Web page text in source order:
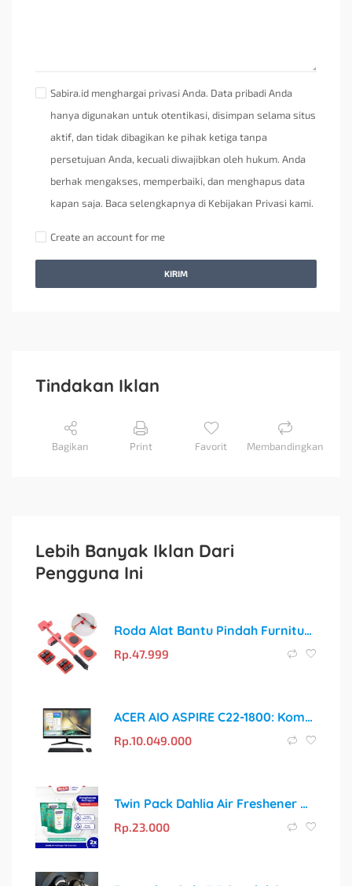
Sabira.id menghargai privasi Anda. Data pribadi Anda
hanya digunakan untuk otentikasi, disimpan selama situs
aktif, dan tidak dibagikan ke pihak ketiga tanpa
persetujuan Anda, kecuali diwajibkan oleh hukum. Anda
berhak mengakses, memperbaiki, dan menghapus data
kapan saja. Baca selengkapnya di Kebijakan Privasi kami.
Create an account for me
KIRIM
Tindakan Iklan
Bagikan Print Favorit Membandingkan
Lebih Banyak Iklan Dari
Pengguna Ini
Roda Alat Bantu Pindah Furnitur – Pindahkan Barang Berat dengan Sangat Mudah!
Rp.47.999
ACER AIO ASPIRE C22-1800: Komputer All-in-One dengan Performa Intel Core i5
Rp.10.049.000
Twin Pack Dahlia Air Freshener Heritage Series Teh Keraton Isi 1 75gr Pengharum Ruangan | Wangi Mewah, Menenangkan
Rp.23.000